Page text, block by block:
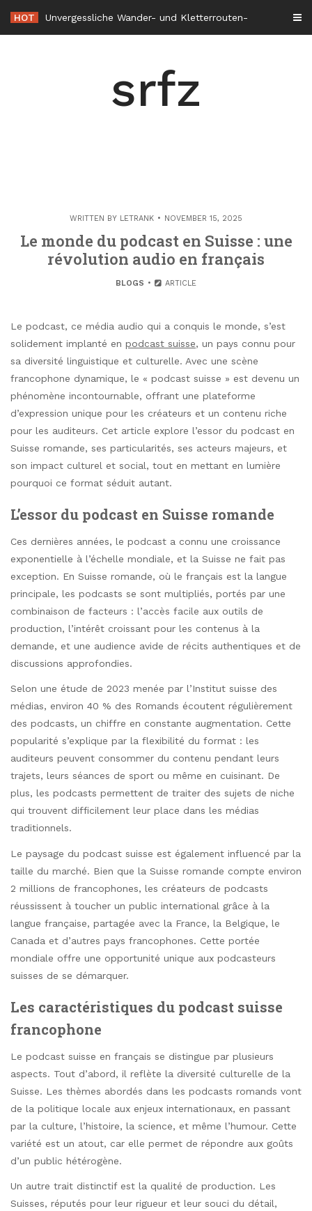
content
HOT
srfz
WRITTEN BY LETRANK NOVEMBER 15, 2025
Le monde du podcast en Suisse : une
révolution audio en français
BLOGS ARTICLE
Le podcast, ce média audio qui a conquis le monde, s’est
solidement implanté en podcast suisse, un pays connu pour
sa diversité linguistique et culturelle. Avec une scène
francophone dynamique, le « podcast suisse » est devenu un
phénomène incontournable, offrant une plateforme
d’expression unique pour les créateurs et un contenu riche
pour les auditeurs. Cet article explore l’essor du podcast en
Suisse romande, ses particularités, ses acteurs majeurs, et
son impact culturel et social, tout en mettant en lumière
pourquoi ce format séduit autant.
L’essor du podcast en Suisse romande
Ces dernières années, le podcast a connu une croissance
exponentielle à l’échelle mondiale, et la Suisse ne fait pas
exception. En Suisse romande, où le français est la langue
principale, les podcasts se sont multipliés, portés par une
combinaison de facteurs : l’accès facile aux outils de
production, l’intérêt croissant pour les contenus à la
demande, et une audience avide de récits authentiques et de
discussions approfondies.
Selon une étude de 2023 menée par l’Institut suisse des
médias, environ 40 % des Romands écoutent régulièrement
des podcasts, un chiffre en constante augmentation. Cette
popularité s’explique par la flexibilité du format : les
auditeurs peuvent consommer du contenu pendant leurs
trajets, leurs séances de sport ou même en cuisinant. De
plus, les podcasts permettent de traiter des sujets de niche
qui trouvent difficilement leur place dans les médias
traditionnels.
Le paysage du podcast suisse est également influencé par la
taille du marché. Bien que la Suisse romande compte environ
2 millions de francophones, les créateurs de podcasts
réussissent à toucher un public international grâce à la
langue française, partagée avec la France, la Belgique, le
Canada et d’autres pays francophones. Cette portée
mondiale offre une opportunité unique aux podcasteurs
suisses de se démarquer.
Les caractéristiques du podcast suisse
francophone
Le podcast suisse en français se distingue par plusieurs
aspects. Tout d’abord, il reflète la diversité culturelle de la
Suisse. Les thèmes abordés dans les podcasts romands vont
de la politique locale aux enjeux internationaux, en passant
par la culture, l’histoire, la science, et même l’humour. Cette
variété est un atout, car elle permet de répondre aux goûts
d’un public hétérogène.
Un autre trait distinctif est la qualité de production. Les
Suisses, réputés pour leur rigueur et leur souci du détail,